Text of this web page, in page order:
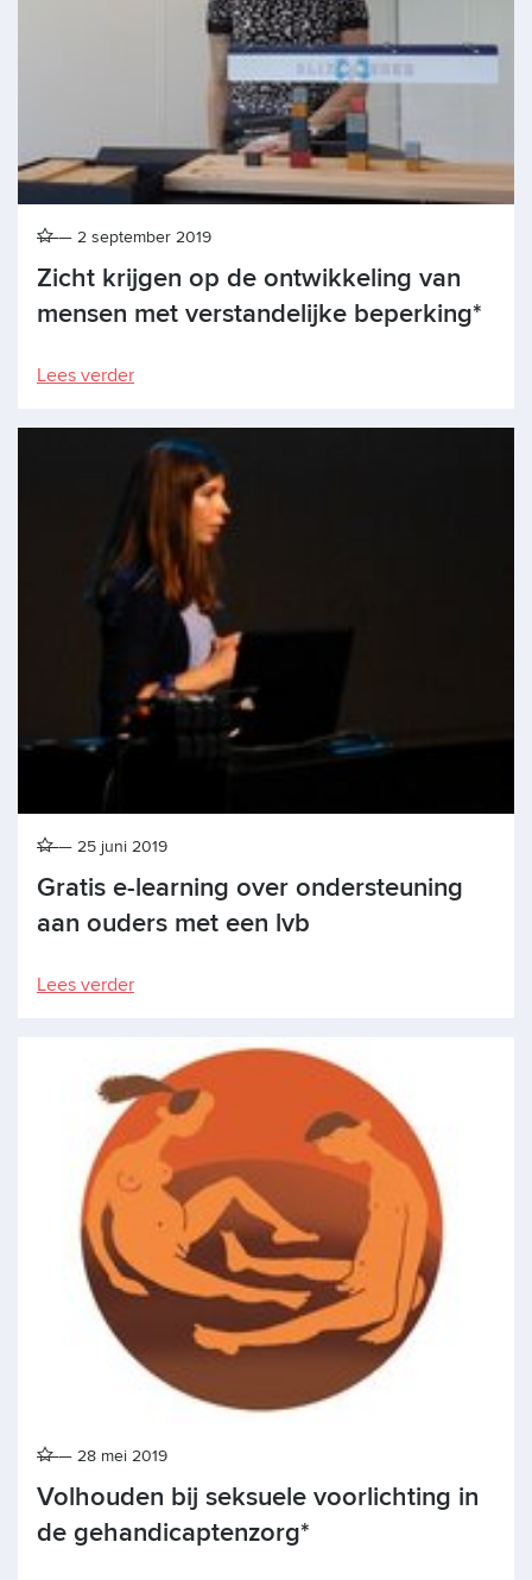
Zicht krijgen op de ontwikkeling van
mensen met verstandelijke beperking*
2 september 2019
Lees verder
Gratis e-learning over ondersteuning
aan ouders met een lvb
25 juni 2019
Lees verder
Volhouden bij seksuele voorlichting in
de gehandicaptenzorg*
28 mei 2019